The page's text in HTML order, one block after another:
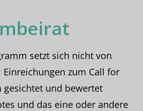
setzt sich nicht von
zum Call for
gesichtet und bewertet
und das eine oder andere